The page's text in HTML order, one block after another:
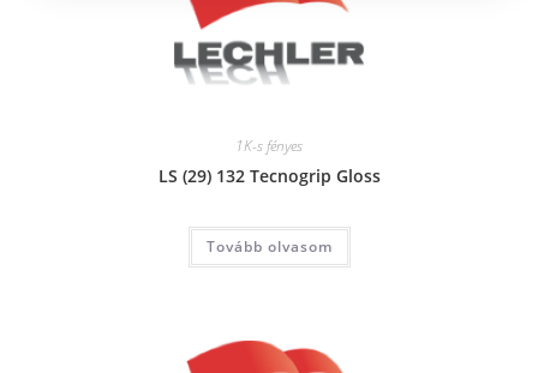
1K-s fényes
LS (29) 132 Tecnogrip Gloss
Tovább olvasom